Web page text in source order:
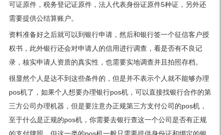
可证原件，税务登记证原件，法人代表身份证原件5种证，另外还
需要提供公结算账户。
资料准备好之后就可以到银行申请，然后和银行签一个征信客户授
权书，此外银行还会对申请人的信用进行调查，看是否有不良记
录，核实申请人资质的真实性，也需要实地调查并且拍照存档。
很显然个人是达不到这些条件的，但是并不表示个人就不能够办理
pos机了，如果个人想要办理银行pos机，可以直接找银行合作的第
三方公司办理机器，但是要注意办正规第三方支付公司的pos机，
至于什么是正规的pos机，你需要去银行查这一个公司是否有正规